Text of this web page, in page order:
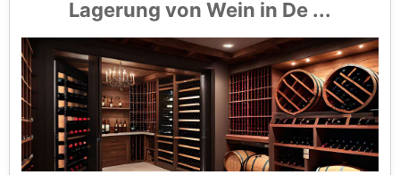
Lagerung von Wein in De ...